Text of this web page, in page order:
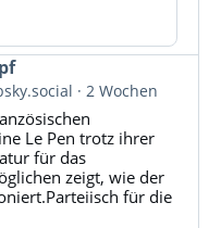
2 Wochen
Le Pen trotz ihrer
für das
zeigt, wie der
für die